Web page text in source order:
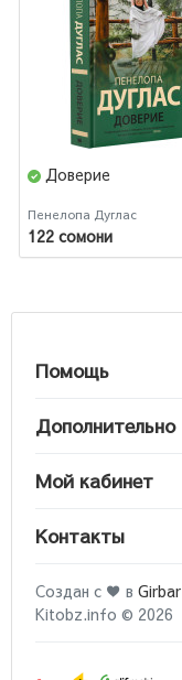
Доверие
Пенелопа Дуглас
122 сомони
Помощь
Дополнительно
Мой кабинет
Контакты
Создан с ♥ в Girbar
Kitobz.info © 2026